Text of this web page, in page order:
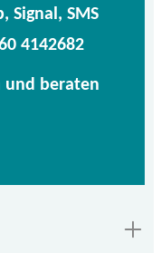
Signal, SMS
4142682
und beraten